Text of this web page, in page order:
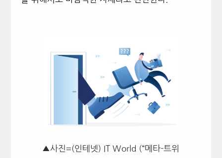
▲사진=(인테넷) IT World (“메타-트위